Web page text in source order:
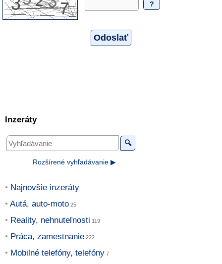
?
Inzeráty
🔍
Rozšírené vyhľadávanie ▶
Najnovšie inzeráty
Autá, auto-moto
Reality, nehnuteľnosti
Práca, zamestnanie
Mobilné telefóny, telefóny